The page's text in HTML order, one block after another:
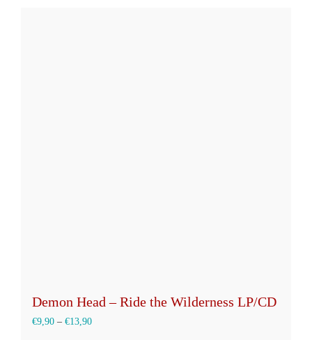
Demon Head – Ride the Wilderness LP/CD
€9,90 – €13,90